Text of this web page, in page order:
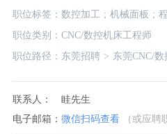
职位标签： 数控加工 ; 机械面板 ;
职位类别： CNC/数控机床工程师
职位路径： 东莞招聘 > 东莞CNC/
联系人：
眭先生
电子邮箱： 微信扫码查看 （或应聘